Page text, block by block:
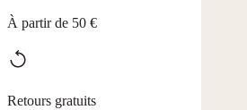
À partir de 50 €
Retours gratuits